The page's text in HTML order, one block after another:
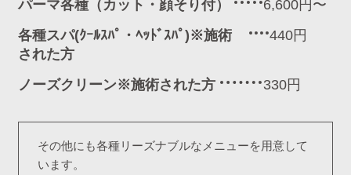
パーマ各種（カット・顔そり付）
6,600円〜
各種スパ(ｸｰﾙｽﾊﾟ・ﾍｯﾄﾞｽﾊﾟ)※施術
された方
440円
ノーズクリーン※施術された方 330円
その他にも各種リーズナブルなメニューを用意して
います。